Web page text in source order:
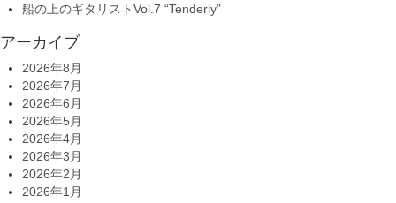
船の上のギタリストVol.7 “Tenderly”
アーカイブ
2026年8月
2026年7月
2026年6月
2026年5月
2026年4月
2026年3月
2026年2月
2026年1月